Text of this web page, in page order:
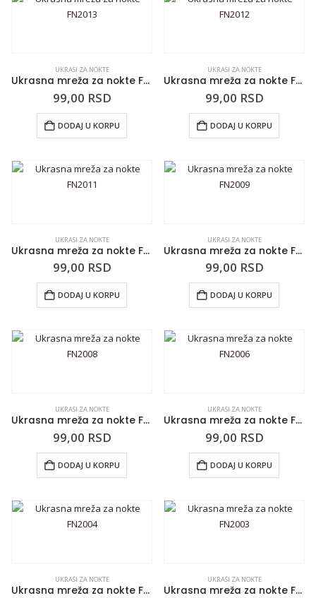
UKRASI ZA NOKTE
Ukrasna mreža za nokte FN2013
99,00 RSD
DODAJ U KORPU
UKRASI ZA NOKTE
Ukrasna mreža za nokte FN2012
99,00 RSD
DODAJ U KORPU
UKRASI ZA NOKTE
Ukrasna mreža za nokte FN2011
99,00 RSD
DODAJ U KORPU
UKRASI ZA NOKTE
Ukrasna mreža za nokte FN2009
99,00 RSD
DODAJ U KORPU
UKRASI ZA NOKTE
Ukrasna mreža za nokte FN2008
99,00 RSD
DODAJ U KORPU
UKRASI ZA NOKTE
Ukrasna mreža za nokte FN2006
99,00 RSD
DODAJ U KORPU
UKRASI ZA NOKTE
Ukrasna mreža za nokte FN2004
UKRASI ZA NOKTE
Ukrasna mreža za nokte FN2003